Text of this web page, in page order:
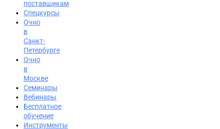
Вход на портал
8 (495) 228-47-43
поставщикам
Спецкурсы
Очно
в
Санкт-
Петербурге
Очно
в
Москве
Семинары
Вебинары
Бесплатное
обучение
Инструменты